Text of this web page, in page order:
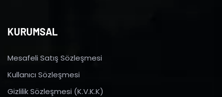
KURUMSAL
Mesafeli Satış Sözleşmesi
Kullanıcı Sözleşmesi
Gizlilik Sözleşmesi (K.V.K.K)